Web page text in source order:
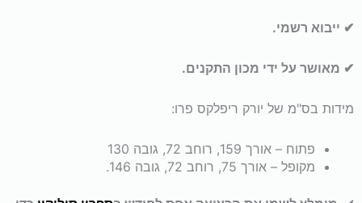
✔ ייבוא רשמי.
✔ מאושר על ידי מכון התקנים.
מידות בס"מ של יורק ריפלקס פרו:
פתוח – אורך 159, רוחב 72, גובה 130
מקופל – אורך 75, רוחב 72, גובה 146.